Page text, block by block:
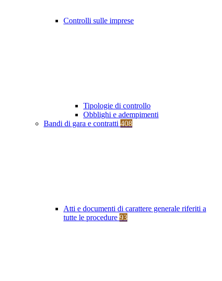
Controlli sulle imprese
Tipologie di controllo
Obblighi e adempimenti
Bandi di gara e contratti 408
Atti e documenti di carattere generale riferiti a
tutte le procedure 93